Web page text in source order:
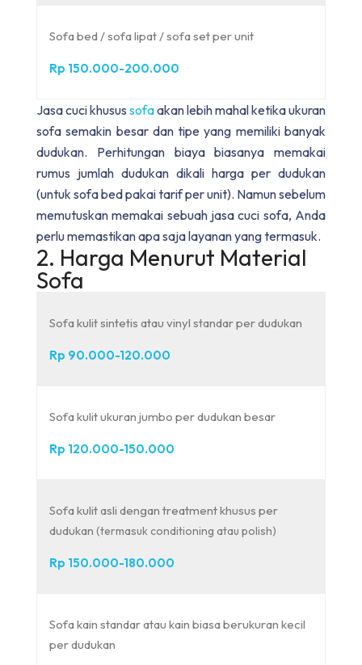
Sofa bed / sofa lipat / sofa set per unit
Rp 150.000-200.000
Jasa cuci khusus sofaakan lebih mahal ketika ukuran
sofa semakin besar dan tipe yang memiliki banyak
dudukan. Perhitungan biaya biasanya memakai
rumus jumlah dudukan dikali harga per dudukan
(untuk sofa bed pakai tarif per unit). Namun sebelum
memutuskan memakai sebuah jasa cuci sofa, Anda
perlu memastikan apa saja layanan yang termasuk.
2. Harga Menurut Material
Sofa
Sofa kulit sintetis atau vinyl standar per dudukan
Rp 90.000-120.000
Sofa kulit ukuran jumbo per dudukan besar
Rp 120.000-150.000
Sofa kulit asli dengan treatment khusus per
dudukan (termasuk conditioning atau polish)
Rp 150.000-180.000
Sofa kain standar atau kain biasa berukuran kecil
per dudukan